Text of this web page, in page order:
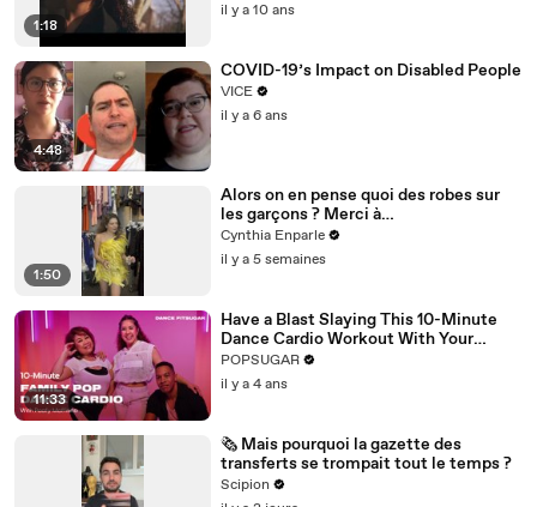
1:18
il y a 10 ans
4:48
COVID-19’s Impact on Disabled People
VICE
il y a 6 ans
1:50
Alors on en pense quoi des robes sur
les garçons ? Merci à
@studio_paillette prêt*
Cynthia Enparle
il y a 5 semaines
11:33
Have a Blast Slaying This 10-Minute
Dance Cardio Workout With Your
Family
POPSUGAR
il y a 4 ans
🗞️ Mais pourquoi la gazette des
transferts se trompait tout le temps ?
Scipion